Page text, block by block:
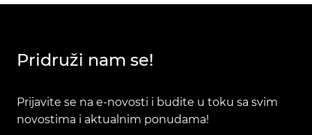
Pridruži nam se!
Prijavite se na e-novosti i budite u toku sa svim
novostima i aktualnim ponudama!